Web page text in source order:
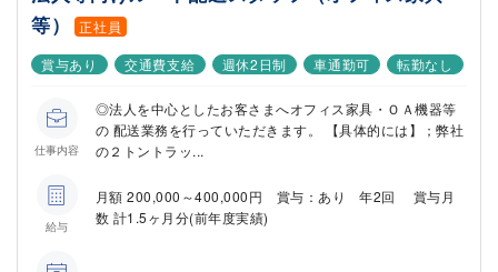
等）
正社員
賞与あり
交通費支給 週休2日制 車通勤可 転勤なし
仕事内容
◎法人を中心としたお客さまへオフィス家具・ＯＡ機器等
の 配送業務を行っていただきます。 【具体的には】；弊社
の２トントラッ...
給与
月額 200,000～400,000円 賞与：あり 年2回 賞与月
数 計1.5ヶ月分(前年度実績)